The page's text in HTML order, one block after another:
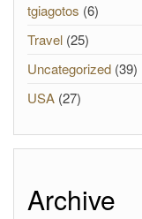
tgiagotos (6)
Travel (25)
Uncategorized (39)
USA (27)
Archive